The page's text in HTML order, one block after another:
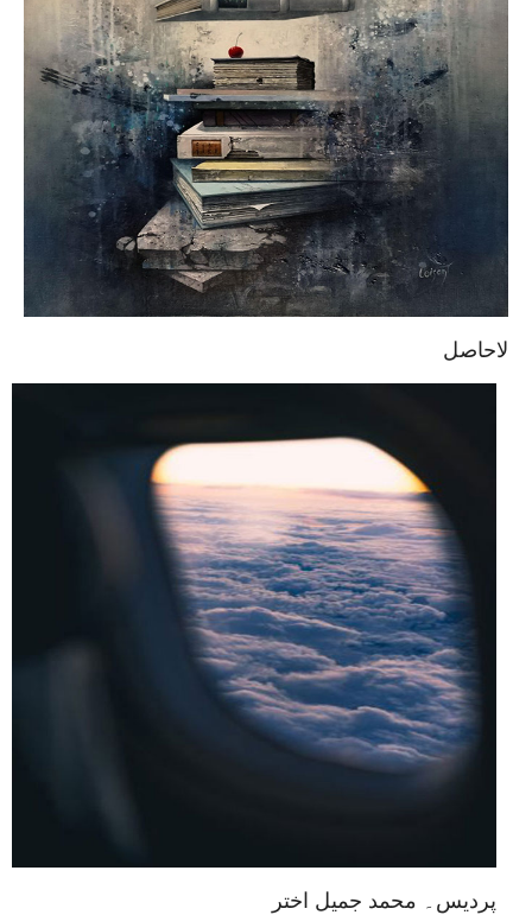
لاحاصل
پردیس۔ محمد جمیل اختر